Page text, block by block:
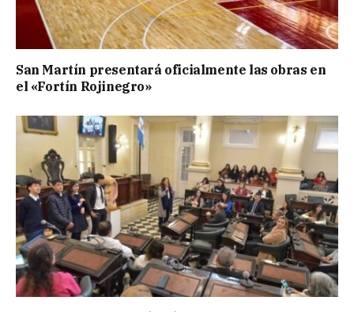
San Martín presentará oficialmente las obras en
el «Fortín Rojinegro»